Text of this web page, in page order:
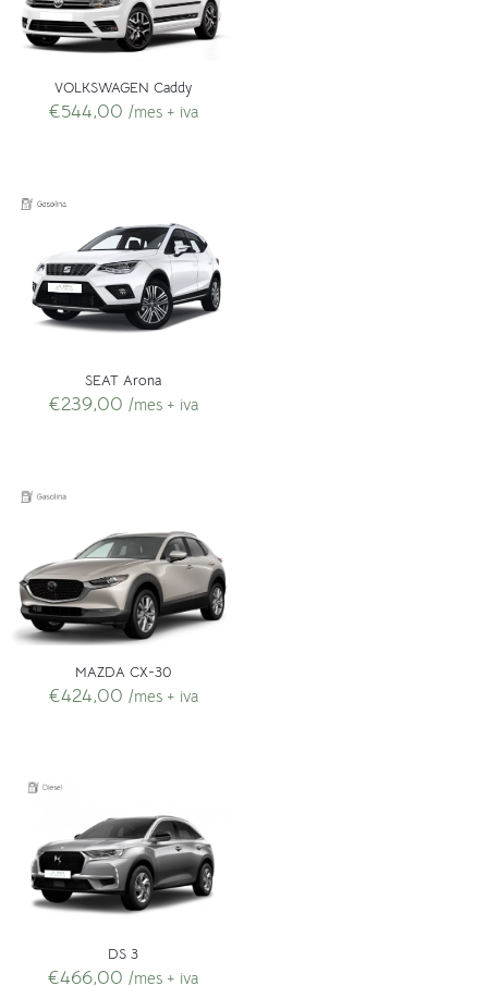
VOLKSWAGEN Caddy
€544,00 /mes + iva
SEAT Arona
€239,00 /mes + iva
MAZDA CX-30
€424,00 /mes + iva
DS 3
€466,00 /mes + iva